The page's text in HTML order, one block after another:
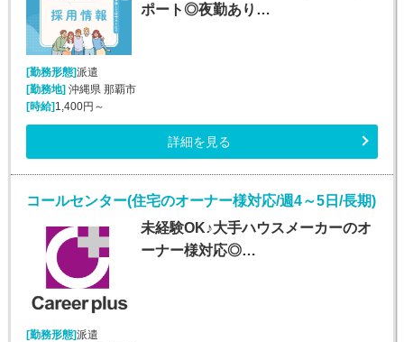
ポート◎夜勤あり…
[勤務形態]派遣
[勤務地]沖縄県 那覇市
[時給]1,400円～
詳細を見る
コールセンター(住宅のオーナー様対応/週4～5日/長期)
未経験OK♪大手ハウスメーカーのオ
ーナー様対応◎…
[勤務形態]派遣